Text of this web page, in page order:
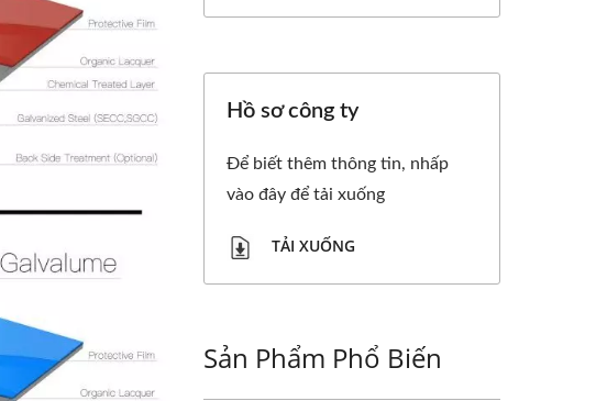
Hồ sơ công ty
Để biết thêm thông tin, nhấp
vào đây để tải xuống
TẢI XUỐNG
Sản Phẩm Phổ Biến